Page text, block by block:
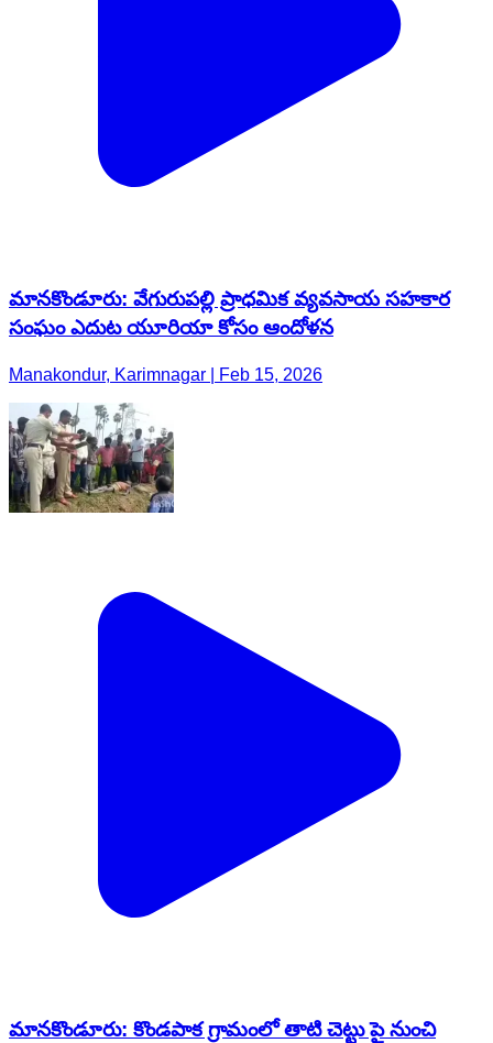
మానకొండూరు: వేగురుపల్లి ప్రాధమిక వ్యవసాయ సహకార
సంఘం ఎదుట యూరియా కోసం ఆందోళన
Manakondur, Karimnagar | Feb 15, 2026
మానకొండూరు: కొండపాక గ్రామంలో తాటి చెట్టు పై నుంచి